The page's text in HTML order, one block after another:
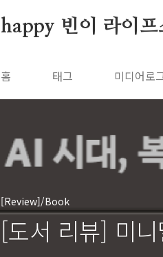
happy 빈이 라이프
홈 태그 미디어로
[Review]/Book
[도서 리뷰] 미